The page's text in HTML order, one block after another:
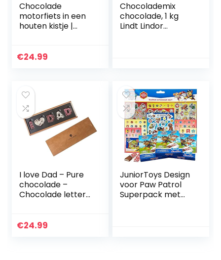
Chocolade
motorfiets in een
houten kistje |
Geschenkidee |
Meisje
€24.99
Chocolademix
chocolade, 1 kg
Lindt Lindor
I love Dad – Pure
chocolade –
Chocolade letters
Cadeau papa |
€24.99
JuniorToys Design
voor Paw Patrol
Superpack met